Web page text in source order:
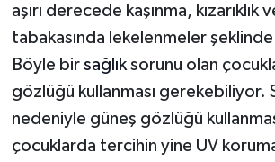
aşırı derecede kaşınma, kızarıklık
tabakasında lekelenmeler
Böyle bir sağlıksorunu olan
gözlüğü kullanması gerekebiliyor.
nedeniyle güneş gözlüğü
çocuklarda tercihin yine UV